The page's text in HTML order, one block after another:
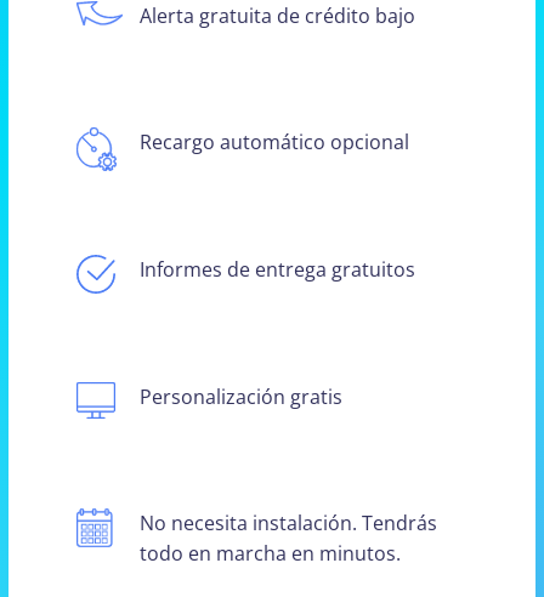
Alerta gratuita de crédito bajo
Recargo automático opcional
Informes de entrega gratuitos
Personalización gratis
No necesita instalación. Tendrás
todo en marcha en minutos.